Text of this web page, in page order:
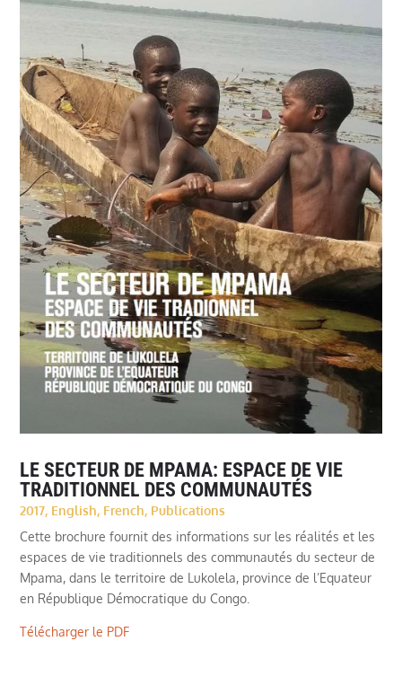
LE SECTEUR DE MPAMA: ESPACE DE VIE
TRADITIONNEL DES COMMUNAUTÉS
2017, English, French, Publications
Cette brochure fournit des informations sur les réalités et les
espaces de vie traditionnels des communautés du secteur de
Mpama, dans le territoire de Lukolela, province de l’Equateur
en République Démocratique du Congo.
Télécharger le PDF